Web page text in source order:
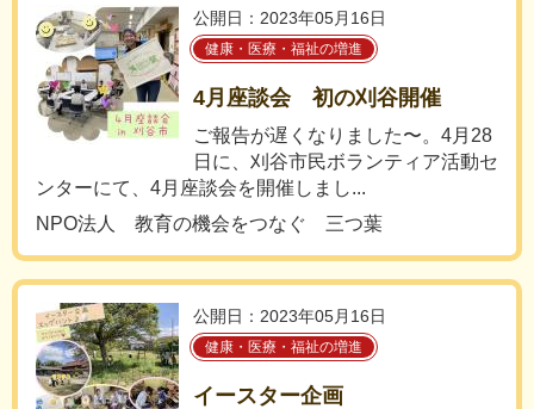
公開日：2023年05月16日
健康・医療・福祉の増進
4月座談会 初の刈谷開催
ご報告が遅くなりました〜。4月28
日に、刈谷市民ボランティア活動セ
ンターにて、4月座談会を開催しまし...
NPO法人 教育の機会をつなぐ 三つ葉
公開日：2023年05月16日
健康・医療・福祉の増進
イースター企画